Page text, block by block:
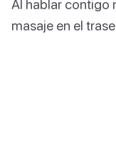
Al hablar contigo
masaje en el